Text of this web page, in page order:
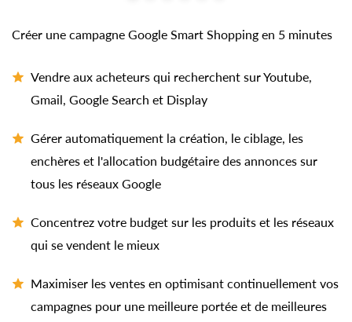
Créer une campagne Google Smart Shopping en 5 minutes
Vendre aux acheteurs qui recherchent sur Youtube,
Gmail, Google Search et Display
Gérer automatiquement la création, le ciblage, les
enchères et l'allocation budgétaire des annonces sur
tous les réseaux Google
Concentrez votre budget sur les produits et les réseaux
qui se vendent le mieux
Maximiser les ventes en optimisant continuellement vos
campagnes pour une meilleure portée et de meilleures